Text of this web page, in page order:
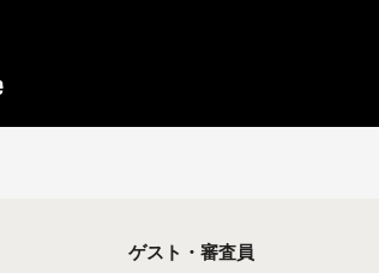
ゲスト・審査員